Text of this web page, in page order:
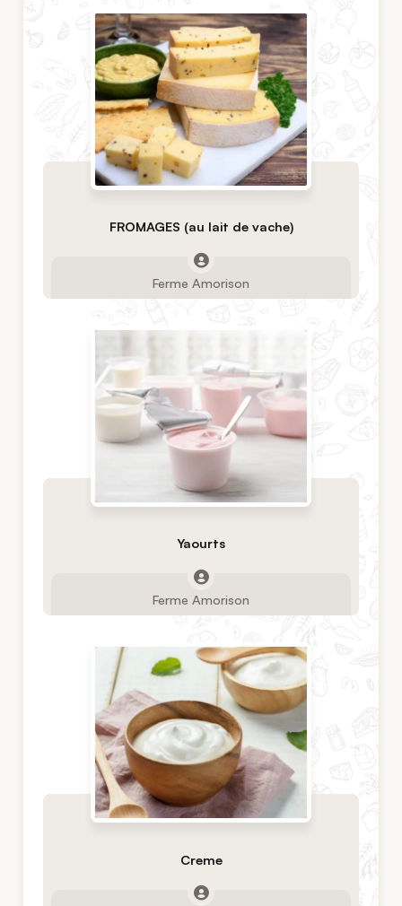
FROMAGES (au lait de vache)
Ferme Amorison
Yaourts
Ferme Amorison
Creme